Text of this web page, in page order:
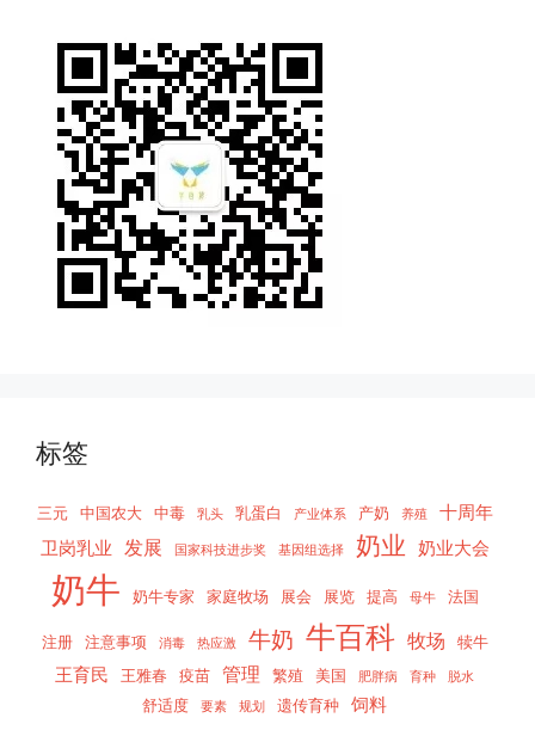
标签
三元 中国农大 中毒 乳头 乳蛋白 产业体系 产奶 养殖
十周年
卫岗乳业 发展 国家科技进步奖 基因组选择 奶业 奶业大会
奶牛 奶牛专家 家庭牧场 展会 展览 提高 母牛 法国
注册 注意事项 消毒 热应激 牛奶 牛百科 牧场 犊牛
王育民 王雅春 疫苗 管理 繁殖 美国 肥胖病 育种 脱水
舒适度 要素 规划 遗传育种 饲料